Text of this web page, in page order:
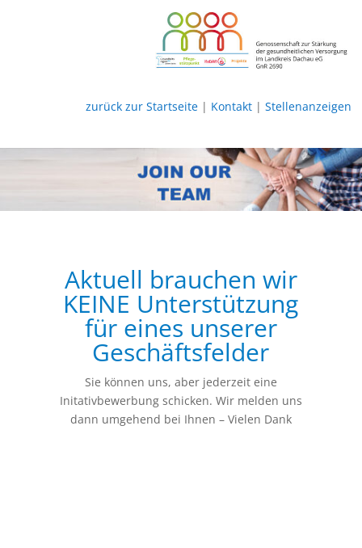
zurück zur Startseite| Kontakt| Stellenanzeigen
Aktuell brauchen wir
KEINE Unterstützung
für eines unserer
Geschäftsfelder
Sie können uns, aber jederzeit eine
Initativbewerbung schicken. Wir melden uns
dann umgehend bei Ihnen – Vielen Dank